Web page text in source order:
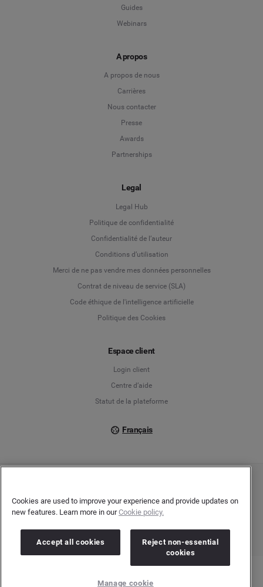
Guides
Webinars
A propos
A propos de nous
Carrières
Nous contacter
Presse
Awards
Partnerships
Legal
Legal Hub
Politique de confidentialité
Confidentialité de l’auteur
Conditions d’utilisation
Merci de ne pas vendre mes données personnelles
Contrat de niveau de service (SLA)
Code éthique de l'intelligence artificielle
Politique des Cookies
Espace client
Login client
Centre d’aide
Statut de la plateforme
Français
English
Español
Company number: 03898053 | N° TVA Intracommunautaire : GB 754 750 710
Cookies are used to improve your experience and provide updates on
new features. Learn more in ourCookie policy.
Accept all cookies
Reject non-essential
cookies
Manage cookie